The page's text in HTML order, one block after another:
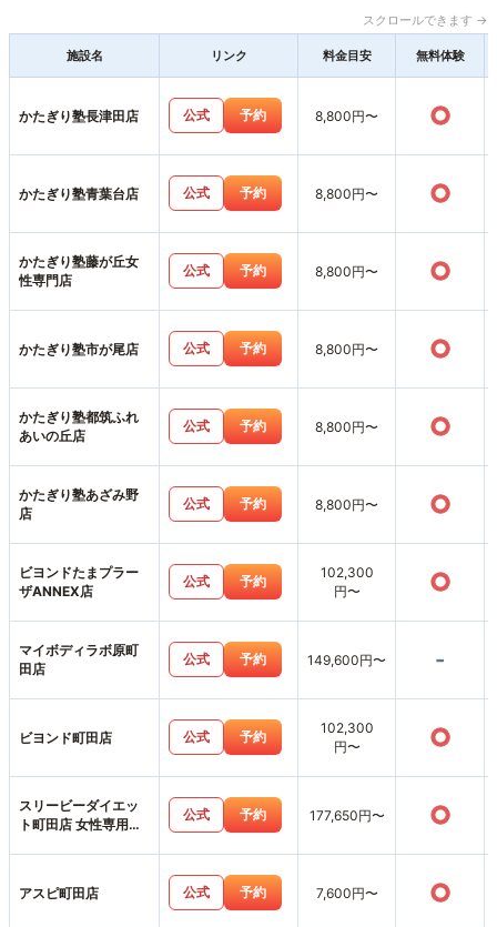
スクロールできます →
施設名 リンク 料金目安 無料体験
かたぎり塾長津田店 公式 予約 8,800円〜 ○
かたぎり塾青葉台店 公式 予約 8,800円〜 ○
かたぎり塾藤が丘女
性専門店
公式 予約 8,800円〜 ○
かたぎり塾市が尾店 公式 予約 8,800円〜 ○
かたぎり塾都筑ふれ
あいの丘店
公式 予約 8,800円〜 ○
かたぎり塾あざみ野
店
公式 予約 8,800円〜 ○
ビヨンドたまプラー
ザANNEX店
公式 予約
102,300
円〜
○
マイボディラボ原町
田店
公式 予約 149,600円〜 -
ビヨンド町田店 公式 予約
102,300
円〜
○
スリービーダイエッ
ト町田店 女性専用パ
公式 予約 177,650円〜 ○
アスピ町田店 公式 予約 7,600円〜 ○